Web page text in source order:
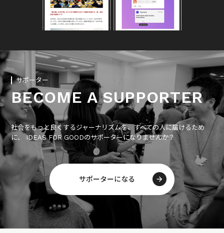
サポーター
BECOME A SUPPORTER
社会をもっと良くするジャーナリズムを、すべての人に届けるため
に、 IDEAS FOR GOODのサポーターになりませんか？
サポーターになる